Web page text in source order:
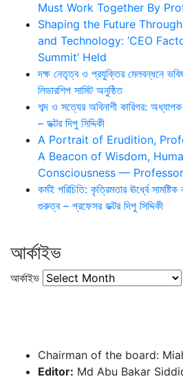
Must Work Together By
Shaping the Future
and Technology: ‘CEO
Summit’ Held
দক্ষ নেতৃত্ব ও প্রযুক্তির মেলবন্ধনে
লিডারশিপ সামিট অনুষ্ঠিত
শব্দ ও সত্যের অবিনাশী কারিগর:
– ডক্টর দিপু সিদ্দিকী
A Portrait of Erudition,
A Beacon of Wisdom,
Consciousness —
কর্মই পরিচিতি: কৃত্রিমতার ঊর্ধ্বে সামষ্টিক
গুরুত্ব – প্রফেসর ডক্টর দিপু সিদ্দিকী
আর্কাইভ
আর্কাইভ
Chairman of the board:
Editor: Md Abu Bakar